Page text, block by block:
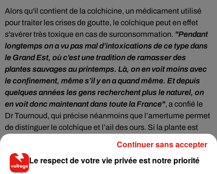
Alors qu'il contient de la colchicine, un médicament utilisé
pour traiter les crises de goutte, le colchique peut en effet
s'avérer très toxique en cas de surconsommation. "Pendant
longtemps on a vu pas mal d’intoxications de ce type dans
le Grand Est, où c’est une tradition de ramasser des
plantes sauvages au printemps. Là, on en voit moins avec
le confinement, même s’il y en a quand même. Et depuis
quelques années les gens recherchent plus le naturel, on
en voit donc maintenant dans toute la France", a confié le
Dr Tournoud, qui précise néanmoins que l’amertume permet
de distinguer le colchique et l’ail des ours. Si la plante est
�a� Tout au long de l’année, l’
@Anses_fr
& les centres
antipoison alertent sur les confusions entre
Le respect de votre vie privée est notre priorité
Continuer sans accepter